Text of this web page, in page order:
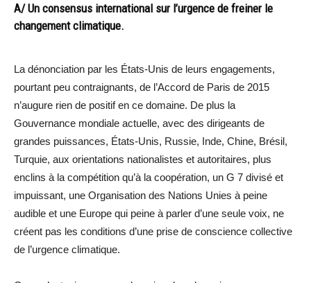
A/ Un consensus international sur l’urgence de freiner le
changement climatique.
La dénonciation par les États-Unis de leurs engagements,
pourtant peu contraignants, de l’Accord de Paris de 2015
n’augure rien de positif en ce domaine. De plus la
Gouvernance mondiale actuelle, avec des dirigeants de
grandes puissances, États-Unis, Russie, Inde, Chine, Brésil,
Turquie, aux orientations nationalistes et autoritaires, plus
enclins à la compétition qu’à la coopération, un G 7 divisé et
impuissant, une Organisation des Nations Unies à peine
audible et une Europe qui peine à parler d’une seule voix, ne
créent pas les conditions d’une prise de conscience collective
de l’urgence climatique.